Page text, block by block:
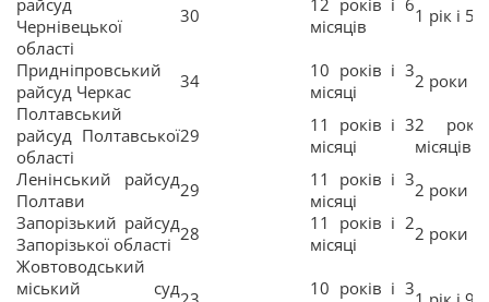
райсуд
Чернівецької
області
30
12 років і 6
місяців
1 рік і 5
Придніпровський
райсуд Черкас
34
10 років і 3
місяці
2 роки і
Полтавський
райсуд Полтавської
області
29
11 років і 3
місяці
2
місяців
Ленінський райсуд
Полтави
29
11 років і 3
місяці
2 роки
Запорізький райсуд
Запорізької області 28
11 років і 2
місяці
2 роки і
Жовтоводський
міський суд
10 років і 3